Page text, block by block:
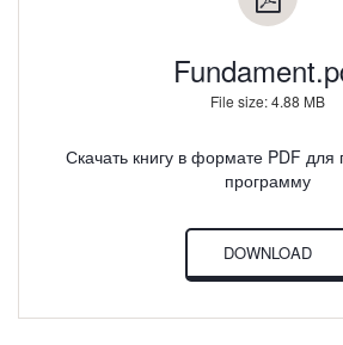
File size: 4.88 MB
Скачать книгу в формате PDF для
программу
DOWNLOAD